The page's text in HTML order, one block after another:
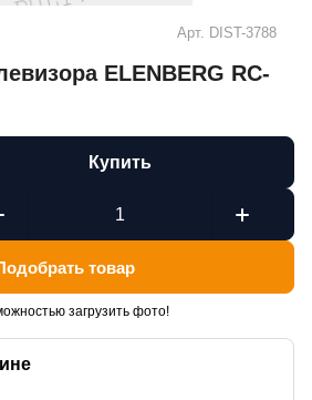
Арт. DIST-3788
ELENBERG RC-
Купить
товар
загрузить фото!